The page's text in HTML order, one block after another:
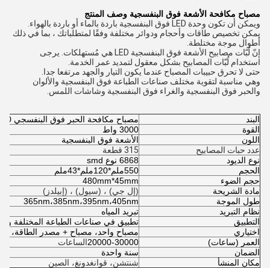
مصباح مكافحة الأشعة فوق البنفسجية وصف المنتج
ويمكن أن تكون وحدة LED فوق البنفسجية باردة بالماء أو باردة بالهواء.
يمكن تخصيص طاقات وأحجام ودوائر مختلفة وفقًا لمتطلباتك ، بما في ذلك
أطوال موجة مختلطة.
إنّ لُبّات مصابيح الأشعة فوق البنفسجية LED هي مُستهلكات. يرجى
استخدام لُبّات المصابيح بشكل معقول لتمديد عمر الخدمة.
حتى لا تحرق حبيبات المصباح عندما يكون التيار والجهد مرتفعا جدا.
وهي مناسبة لتقوية مختلف صناعات الطباعة فوق البنفسجية والألوان
والحبر فوق البنفسجية والغراء فوق البنفسجية وشاشات اللمس.
البند
مصباح مكافحة الحبر فوق البنفسجي 3000 واط
القوة
3000 واط
اللون
الأشعة فوق البنفسجية
عدد حبات المصابيح
315 قطعة
نوع الديود
6868 نوع smd
الحجم
550ملم*120ملم*43ملم
حجم الضوء
480mm*45mm
مادة الشريحة
(إل جي) ، (سيول) ، (إبيلدز)
طول الموجة
365nm،385nm،395nm،405nm
نظام التبريد
تبريد المياه
التطبيق
تطبيق في صناعات الطباعة المختلفة
اختياري
مصباح واحد، مصباح + مصدر الطاقة،
العمر (ساعات)
20000-30000الساعات
الضمان
سنة واحدة
مكان المنشأ
شنتشن، قوانغدونغ، الصين